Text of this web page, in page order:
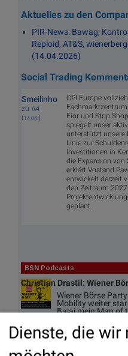
Aktuelles zu den
PIR-News: Bawag,
Reploid, AT&S,
(14.04.2026)
Social Trading
Smeilinho
zu IIA
( 14.04.)
CPI Europe
Fior und Stop
spiegelt unser
unterstützt unsere
Linie zur
Investitionen in
die Expansion von
erklärt Vostand
entwickelt derzeit
den Zeitraum
geplant.
BSN Podcasts
Christian Drastil: Wiener
Wiener Börse
Mobility weiter
Bajaj mein Man of
Dienste, die wir